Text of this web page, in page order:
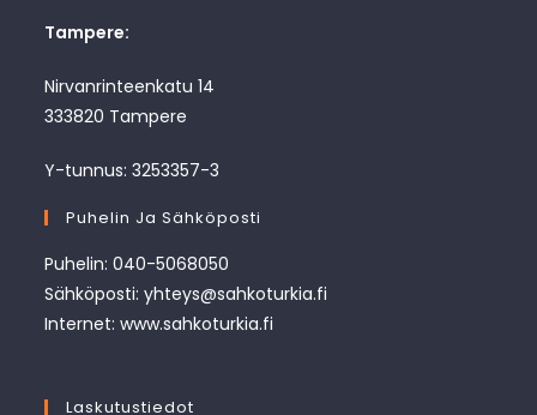
Tampere:
Nirvanrinteenkatu 14
333820 Tampere
Y-tunnus: 3253357-3
Puhelin Ja Sähköposti
Puhelin: 040-5068050
Sähköposti: yhteys@sahkoturkia.fi
Internet: www.sahkoturkia.fi
Laskutustiedot